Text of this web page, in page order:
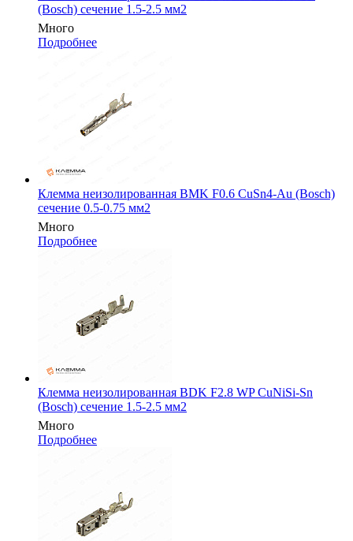
(Bosch) сечение 1.5-2.5 мм2
Много
Подробнее
Клемма неизолированная BMK F0.6 CuSn4-Au (Bosch)
сечение 0.5-0.75 мм2
Много
Подробнее
Клемма неизолированная BDK F2.8 WP CuNiSi-Sn
(Bosch) сечение 1.5-2.5 мм2
Много
Подробнее